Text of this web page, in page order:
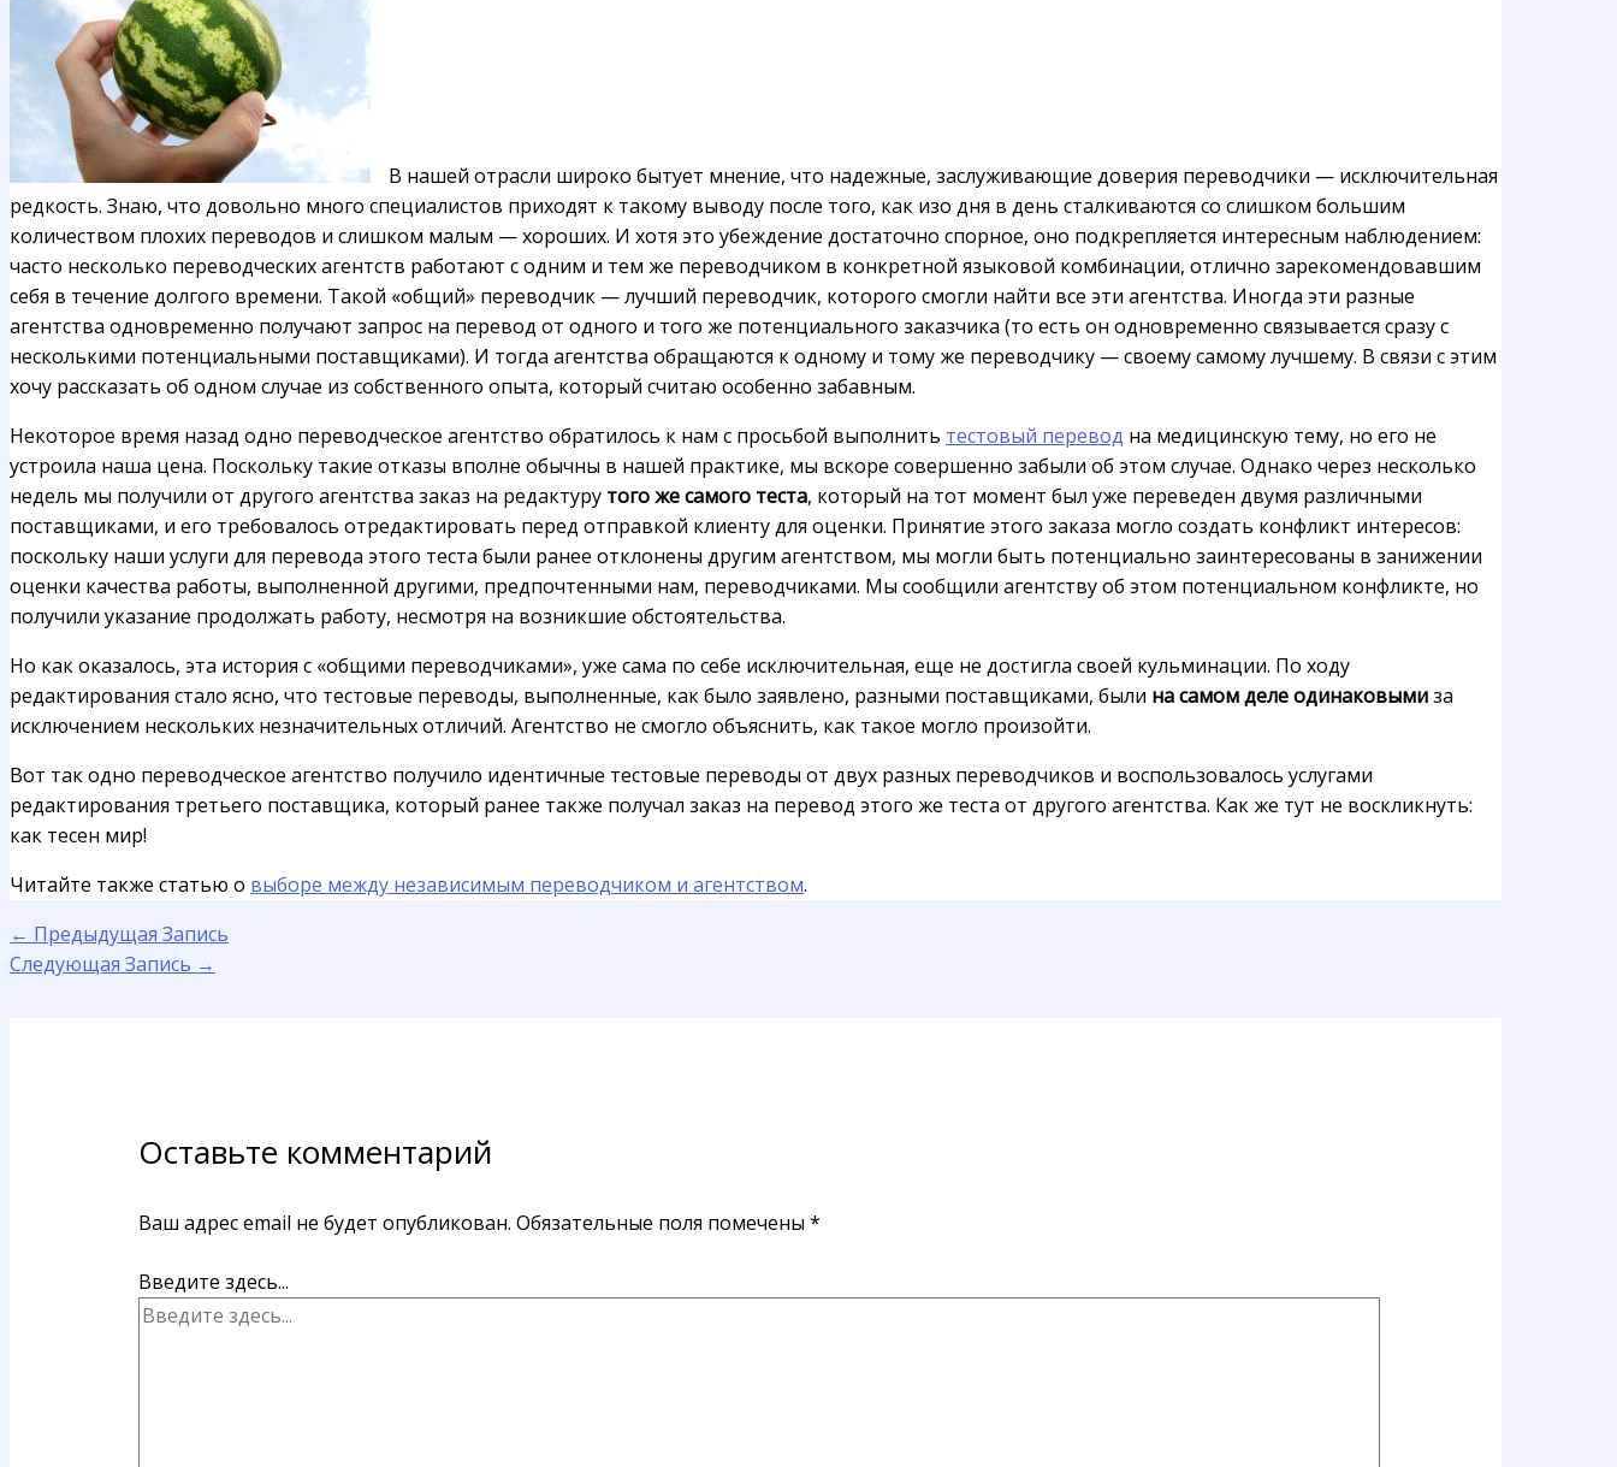
В нашей отрасли широко бытует мнение, что надежные, заслуживающие доверия переводчики — исключительная
редкость. Знаю, что довольно много специалистов приходят к такому выводу после того, как изо дня в день сталкиваются со слишком большим
количеством плохих переводов и слишком малым — хороших. И хотя это убеждение достаточно спорное, оно подкрепляется интересным наблюдением:
часто несколько переводческих агентств работают с одним и тем же переводчиком в конкретной языковой комбинации, отлично зарекомендовавшим
себя в течение долгого времени. Такой «общий» переводчик — лучший переводчик, которого смогли найти все эти агентства. Иногда эти разные
агентства одновременно получают запрос на перевод от одного и того же потенциального заказчика (то есть он одновременно связывается сразу с
несколькими потенциальными поставщиками). И тогда агентства обращаются к одному и тому же переводчику — своему самому лучшему. В связи с этим
хочу рассказать об одном случае из собственного опыта, который считаю особенно забавным.
Некоторое время назад одно переводческое агентство обратилось к нам с просьбой выполнить тестовый перевод на медицинскую тему, но его не
устроила наша цена. Поскольку такие отказы вполне обычны в нашей практике, мы вскоре совершенно забыли об этом случае. Однако через несколько
недель мы получили от другого агентства заказ на редактуру того же самого теста, который на тот момент был уже переведен двумя различными
поставщиками, и его требовалось отредактировать перед отправкой клиенту для оценки. Принятие этого заказа могло создать конфликт интересов:
поскольку наши услуги для перевода этого теста были ранее отклонены другим агентством, мы могли быть потенциально заинтересованы в занижении
оценки качества работы, выполненной другими, предпочтенными нам, переводчиками. Мы сообщили агентству об этом потенциальном конфликте, но
получили указание продолжать работу, несмотря на возникшие обстоятельства.
Но как оказалось, эта история с «общими переводчиками», уже сама по себе исключительная, еще не достигла своей кульминации. По ходу
редактирования стало ясно, что тестовые переводы, выполненные, как было заявлено, разными поставщиками, были на самом деле одинаковымиза
исключением нескольких незначительных отличий. Агентство не смогло объяснить, как такое могло произойти.
Вот так одно переводческое агентство получило идентичные тестовые переводы от двух разных переводчиков и воспользовалось услугами
редактирования третьего поставщика, который ранее также получал заказ на перевод этого же теста от другого агентства. Как же тут не воскликнуть:
как тесен мир!
Читайте также статью о выборе между независимым переводчиком и агентством.
← Предыдущая Запись
Следующая Запись →
Оставьте комментарий
Ваш адрес email не будет опубликован. Обязательные поля помечены *
Введите здесь...